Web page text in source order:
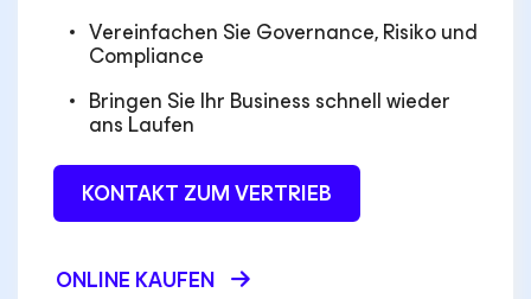
Vereinfachen Sie Governance, Risiko und
Compliance
Bringen Sie Ihr Business schnell wieder
ans Laufen
KONTAKT ZUM VERTRIEB
ONLINE KAUFEN